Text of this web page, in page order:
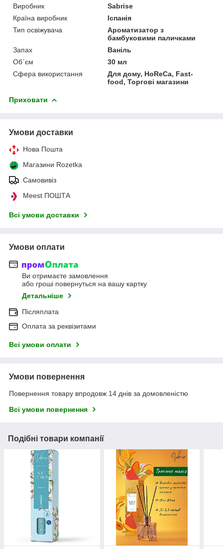
Виробник
Sabrise
Країна виробник
Іспанія
Тип освіжувача
Ароматизатор з
бамбуковими паличками
Запах
Ваніль
Об`єм
30 мл
Сфера використання
Для дому, HoReCa, Fast-
food, Торгові магазини
Приховати
Умови доставки
Нова Пошта
Магазини Rozetka
Самовивіз
Meest ПОШТА
Всі умови доставки
Умови оплати
Ви отримаєте замовлення
або гроші повернуться на вашу картку
Детальніше
Післяплата
Оплата за реквізитами
Всі умови оплати
Умови повернення
Повернення товару впродовж 14 днів за домовленістю
Всі умови повернення
Подібні товари компанії